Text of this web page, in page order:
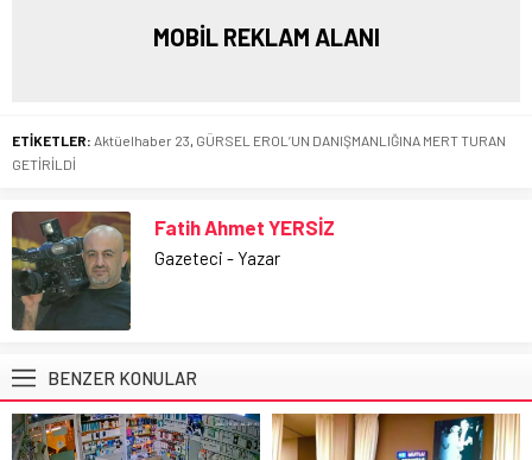
MOBİL REKLAM ALANI
ETİKETLER: Aktüelhaber 23, GÜRSEL EROL’UN DANIŞMANLIĞINA MERT TURAN
GETİRİLDİ
Fatih Ahmet YERSİZ
Gazeteci - Yazar
BENZER KONULAR